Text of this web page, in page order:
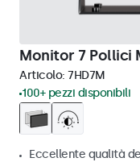
Monitor 7 Pollici
Articolo: 7HD7M
100+ pezzi disponibili
Eccellente qualità